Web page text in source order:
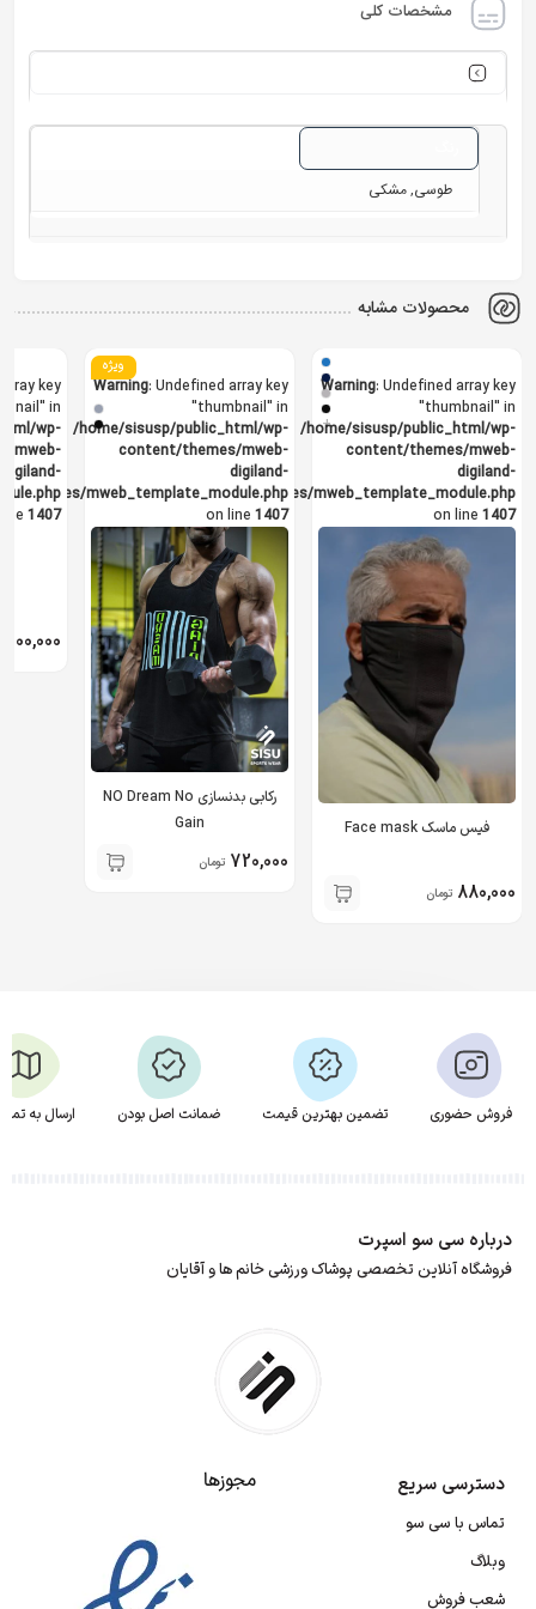
مشخصات کلی
طوسی, مشکی
محصولات مشابه
+
Warning: Undefined array key
"thumbnail" in
/home/sisusp/public_html/wp-
content/themes/mweb-
digiland-
pro/templates/mweb_template_module.php
on line 1407
فیس ماسک Face mask
880,000 تومان
ویژه
Warning: Undefined array key
"thumbnail" in
/home/sisusp/public_html/wp-
content/themes/mweb-
digiland-
templates/mweb_template_module.php
on line 1407
رکابی بدنسازی NO Dream No
Gain
720,000 تومان
key
in
wp-
mweb-
digiland-
1407
900,000
فروش حضوری تضمین بهترین قیمت ضمانت اصل بودن ارسال به
درباره سی سو اسپرت
فروشگاه آنلاین تخصصی پوشاک ورزشی خانم ها و آقایان
دسترسی سریع
تماس با سی سو
وبلاگ
شعب فروش
مجوزها